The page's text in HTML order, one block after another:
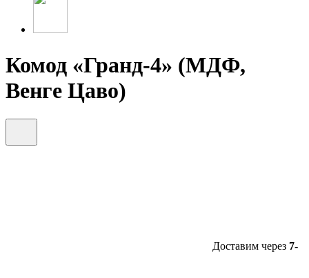
Комод «Гранд-4» (МДФ,
Венге Цаво)
Доставим через 7-